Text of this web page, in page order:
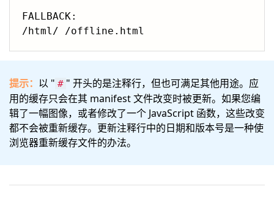
FALLBACK:
提示： 以 " # " 开头的是注释行，但也可满足其他用途。应
用的缓存只会在其 manifest 文件改变时被更新。如果您编
辑了一幅图像，或者修改了一个 JavaScript 函数，这些改变
都不会被重新缓存。更新注释行中的日期和版本号是一种使
浏览器重新缓存文件的办法。